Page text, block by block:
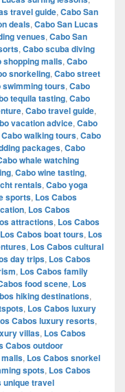
travel guide, Cabo San
deals, Cabo San Lucas
venues, Cabo San
, Cabo scuba diving
shopping malls, Cabo
snorkeling, Cabo street
swimming tours, Cabo
tequila tasting, Cabo
, Cabo travel guide,
vacation advice, Cabo
Cabo walking tours, Cabo
packages, Cabo
whale watching
, Cabo wine tasting,
rentals, Cabo yoga
sports, Los Cabos
, Los Cabos
attractions, Los Cabos
Los Cabos boat tours, Los
, Los Cabos cultural
day trips, Los Cabos
, Los Cabos family
food scene, Los
hiking destinations,
, Los Cabos luxury
Cabos luxury resorts,
villas, Los Cabos
Cabos outdoor
malls, Los Cabos snorkel
spots, Los Cabos
unique travel